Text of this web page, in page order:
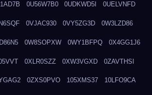
0U56W7B0 0UDKWD5I 0UELVNFD
0VJAC930 0VY5ZG3D 0W3LZD86
0W8SOPXW 0WY1BFPQ 0X4GG1J6
0XLR0SZZ 0XW3VGXD 0ZAVTHSI
0ZXS0PVO 105XMS37 10LFO9CA